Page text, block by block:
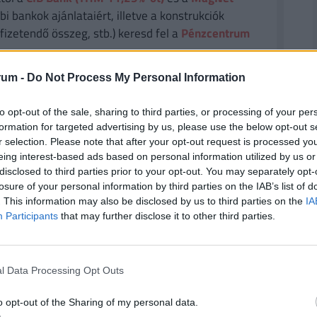
- Do Not Process My Personal Information
opt-out of the sale, sharing to third parties, or processing of your
for targeted advertising by us, please use the below opt-out
selection. Please note that after your opt-out request is processed
interest-based ads based on personal information utilized by us
to third parties prior to your opt-out. You may separately
of your personal information by third parties on the IAB’s list of
This information may also be disclosed by us to third parties on the
Participants that may further disclose it to other third parties.
Data Processing Opt Outs
opt-out of the Sharing of my personal data.
bankok ajánlataiért, illetve a konstrukciók
összeg, stb.) keresd fel a Pénzcentrum
rövid távú támasz, 2736 forintnál ellenállási
csökkent, 1,8 milliárd forintos
telekom #gazdaság
#tőzsde
#bét
#részvényindex